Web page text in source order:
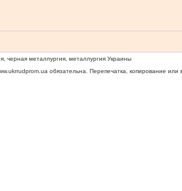
черная металлургия, металлургия Украины
обязательна. Перепечатка, копирование